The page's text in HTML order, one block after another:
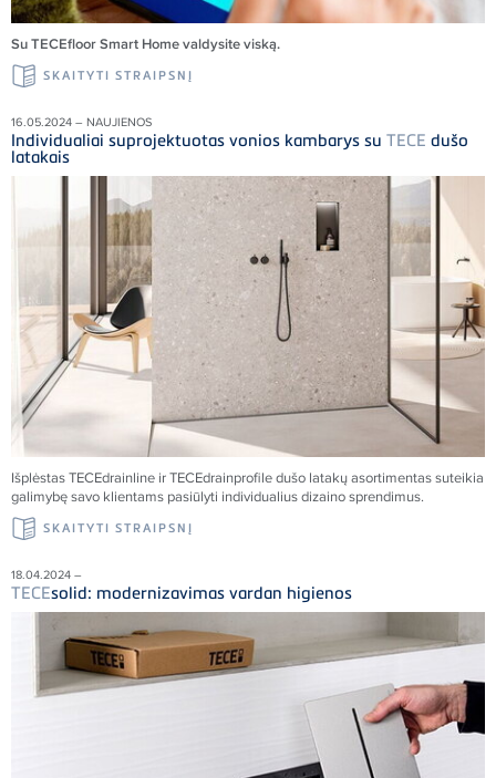
Su TECEfloor Smart Home valdysite viską.
SKAITYTI STRAIPSNĮ
16.05.2024 – NAUJIENOS
Individualiai suprojektuotas vonios kambarys su TECE dušo
latakais
IšplėstasTECEdrainline irTECEdrainprofile dušo latakų asortimentas suteikia
galimybę savo klientams pasiūlyti individualius dizaino sprendimus.
SKAITYTI STRAIPSNĮ
18.04.2024 –
TECEsolid: modernizavimas vardan higienos